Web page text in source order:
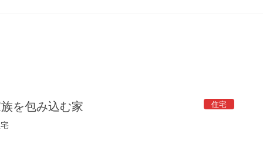
住宅
を包み込む家